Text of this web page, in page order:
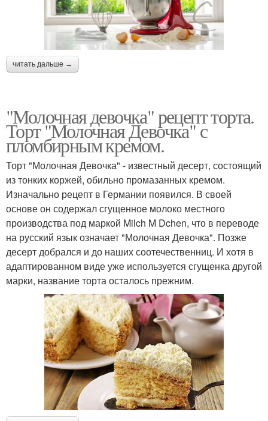
читать дальше →
"Молочная девочка" рецепт торта.
Торт "Молочная Девочка" с
пломбирным кремом.
Торт "Молочная Девочка" - известный десерт, состоящий
из тонких коржей, обильно промазанных кремом.
Изначально рецепт в Германии появился. В своей
основе он содержал сгущенное молоко местного
производства под маркой Milch M Dchen, что в переводе
на русский язык означает "Молочная Девочка". Позже
десерт добрался и до наших соотечественниц. И хотя в
адаптированном виде уже используется сгущенка другой
марки, название торта осталось прежним.